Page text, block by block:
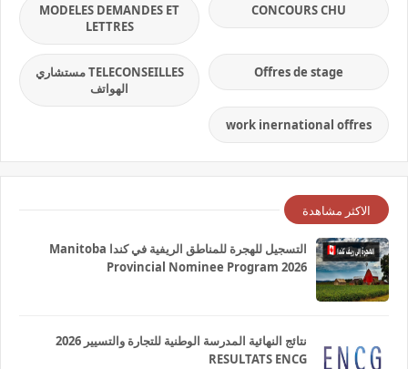
CONCOURS CHU
MODELES DEMANDES ET
LETTRES
Offres de stage
TELECONSEILLES مستشاري
الهواتف
work inernational offres
الاكثر مشاهدة
التسجيل للهجرة للمناطق الريفية في كندا Manitoba
Provincial Nominee Program 2026
نتائج النهائية المدرسة الوطنية للتجارة والتسيير 2026
RESULTATS ENCG